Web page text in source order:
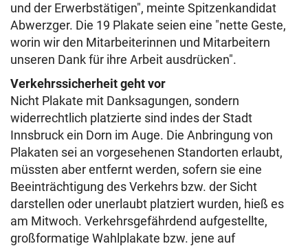
und der Erwerbstätigen", meinte Spitzenkandidat
Abwerzger. Die 19 Plakate seien eine "nette Geste,
worin wir den Mitarbeiterinnen und Mitarbeitern
unseren Dank für ihre Arbeit ausdrücken".
Verkehrssicherheit geht vor
Nicht Plakate mit Danksagungen, sondern
widerrechtlich platzierte sind indes der Stadt
Innsbruck ein Dorn im Auge. Die Anbringung von
Plakaten sei an vorgesehenen Standorten erlaubt,
müssten aber entfernt werden, sofern sie eine
Beeinträchtigung des Verkehrs bzw. der Sicht
darstellen oder unerlaubt platziert wurden, hieß es
am Mitwoch. Verkehrsgefährdend aufgestellte,
großformatige Wahlplakate bzw. jene auf